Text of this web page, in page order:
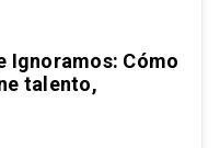
Ignoramos: Cómo
talento,